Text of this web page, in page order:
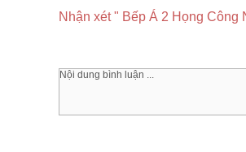
Nhận xét " Bếp Á 2 Họng Công